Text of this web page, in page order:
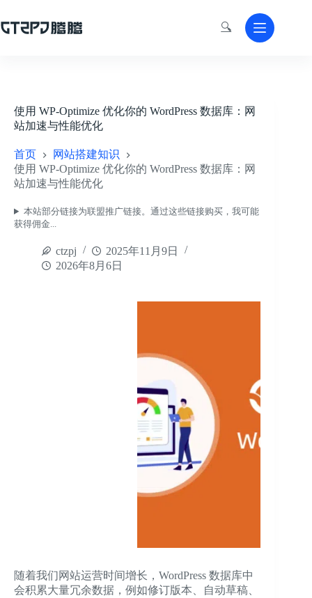
至
内
🔍
使用 WP-Optimize 优化你的 WordPress 数据库：网
站加速与性能优化
首页
网站搭建知识
使用 WP-Optimize 优化你的 WordPress 数据库：网
站加速与性能优化
本站部分链接为联盟推广链接。通过这些链接购买，我可能
获得佣金...
ctzpj
2025年11月9日
2026年8月6日
随着我们网站运营时间增长，WordPress 数据库中
会积累大量冗余数据，例如修订版本、自动草稿、